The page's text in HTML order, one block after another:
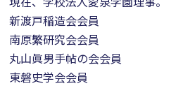
新渡戸稲造会会員
南原繁研究会会員
丸山眞男手帖の会会員
東磐史学会会員